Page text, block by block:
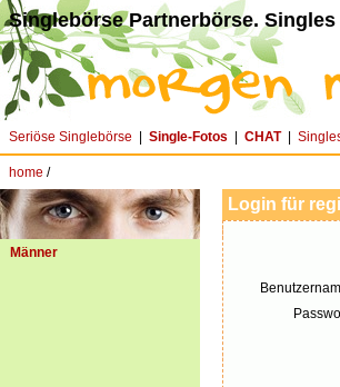
Singlebörse Partnerbörse. Singles
Seriöse Singlebörse Single-Fotos CHAT|
home /
Männer
Login für